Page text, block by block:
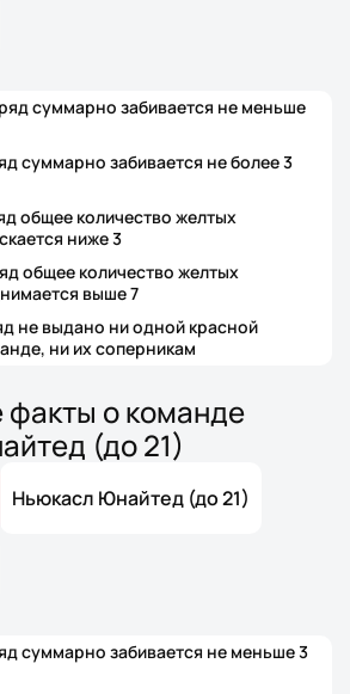
суммарно забивается не меньше
суммарно забивается не более3
общее количество желтых
ниже3
общее количество желтых
выше7
не выдано ни одной красной
ни их соперникам
о команде
(до 21)
Ньюкасл Юнайтед (до 21)
суммарно забивается не меньше3